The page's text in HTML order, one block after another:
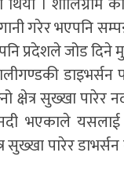
भएपनि
प्रदेशले जोड दिने
क्षेत्र सुख्खा पारेर
भएकाले यसलाई
पारेर